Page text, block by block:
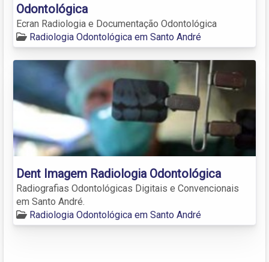
Odontológica
Ecran Radiologia e Documentação Odontológica
Radiologia Odontológica em Santo André
Dent Imagem Radiologia Odontológica
Radiografias Odontológicas Digitais e Convencionais
em Santo André.
Radiologia Odontológica em Santo André